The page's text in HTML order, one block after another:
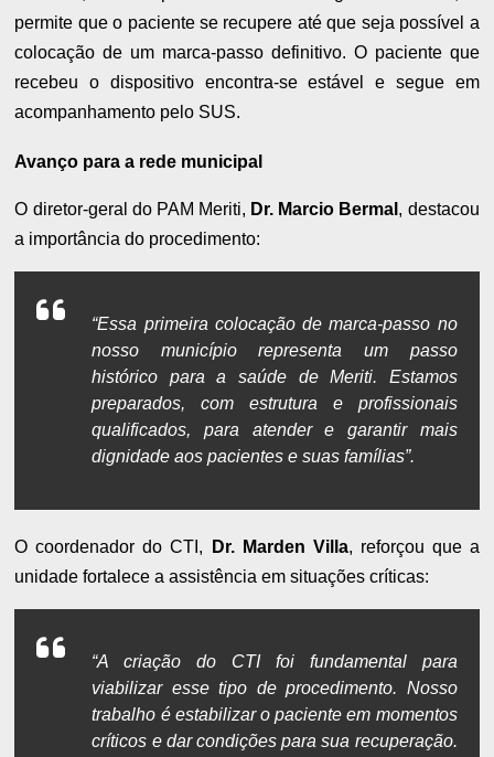
permite que o paciente se recupere até que seja possível a
colocação de um marca-passo definitivo. O paciente que
recebeu o dispositivo encontra-se estável e segue em
acompanhamento pelo SUS.
Avanço para a rede municipal
O diretor-geral do PAM Meriti, Dr. Marcio Bermal , destacou
a importância do procedimento:
“Essa primeira colocação de marca-passo no
nosso município representa um passo
histórico para a saúde de Meriti. Estamos
preparados, com estrutura e profissionais
qualificados, para atender e garantir mais
dignidade aos pacientes e suas famílias”.
O coordenador do CTI, Dr. Marden Villa, reforçou que a
unidade fortalece a assistência em situações críticas:
“A criação do CTI foi fundamental para
viabilizar esse tipo de procedimento. Nosso
trabalho é estabilizar o paciente em momentos
críticos e dar condições para sua recuperação.